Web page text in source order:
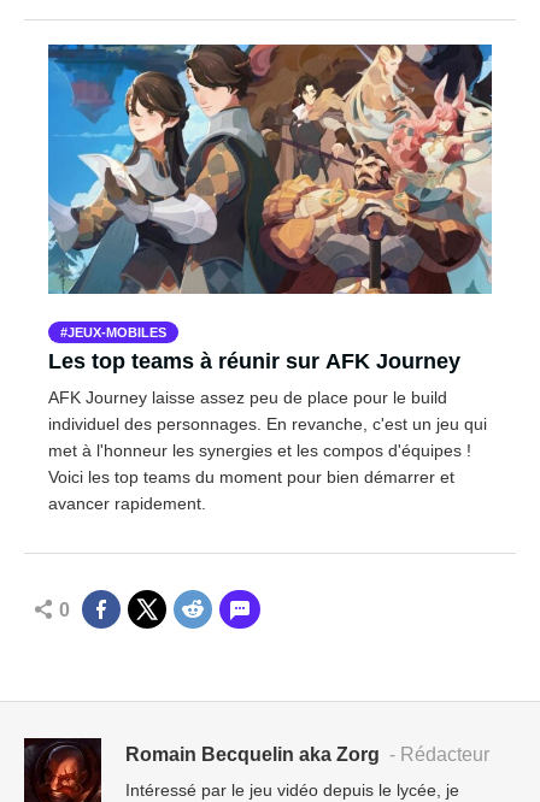
JEUX-MOBILES
Les top teams à réunir sur AFK Journey
AFK Journey laisse assez peu de place pour le build
individuel des personnages. En revanche, c'est un jeu qui
met à l'honneur les synergies et les compos d'équipes !
Voici les top teams du moment pour bien démarrer et
avancer rapidement.
0
Romain Becquelin aka Zorg - Rédacteur
Intéressé par le jeu vidéo depuis le lycée, je